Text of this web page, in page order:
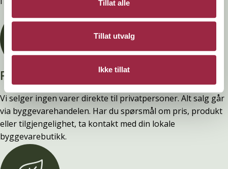
Tillat alle
Tillat utvalg
Ikke tillat
Privatperson?
Vi selger ingen varer direkte til privatpersoner. Alt salg går
via byggevarehandelen. Har du spørsmål om pris, produkt
eller tilgjengelighet, ta kontakt med din lokale
byggevarebutikk.